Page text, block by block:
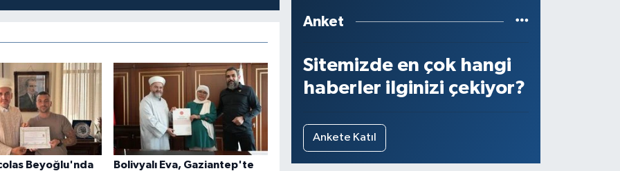
Beyoğlu'nda
Bolivyalı Eva, Gaziantep'te
Anket
Sitemizde en çok hangi
haberler ilginizi çekiyor?
Ankete Katıl